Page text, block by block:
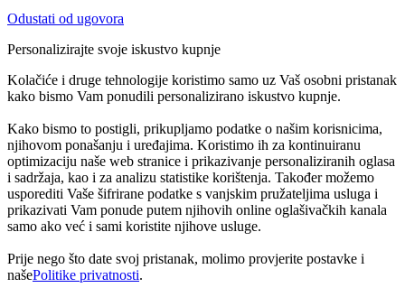
Odustati od ugovora
Personalizirajte svoje iskustvo kupnje
Kolačiće i druge tehnologije koristimo samo uz Vaš osobni pristanak
kako bismo Vam ponudili personalizirano iskustvo kupnje.
Kako bismo to postigli, prikupljamo podatke o našim korisnicima,
njihovom ponašanju i uređajima. Koristimo ih za kontinuiranu
optimizaciju naše web stranice i prikazivanje personaliziranih oglasa
i sadržaja, kao i za analizu statistike korištenja. Također možemo
usporediti Vaše šifrirane podatke s vanjskim pružateljima usluga i
prikazivati Vam ponude putem njihovih online oglašivačkih kanala
samo ako već i sami koristite njihove usluge.
Prije nego što date svoj pristanak, molimo provjerite postavke i
našePolitike privatnosti.